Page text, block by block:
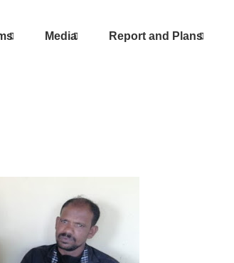
Media Report and Plans